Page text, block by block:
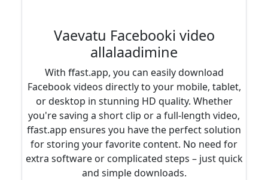
Vaevatu Facebooki video
allalaadimine
With ffast.app, you can easily download
Facebook videos directly to your mobile, tablet,
or desktop in stunning HD quality. Whether
you're saving a short clip or a full-length video,
ffast.app ensures you have the perfect solution
for storing your favorite content. No need for
extra software or complicated steps – just quick
and simple downloads.